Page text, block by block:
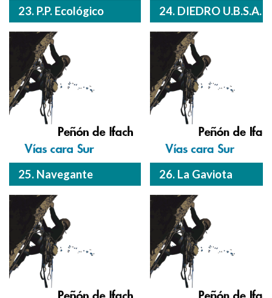
23. P.P. Ecológico 24. DIEDRO U.B.S.A.
25. Navegante 26. La Gaviota